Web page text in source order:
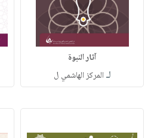
آثار النبوة
لـ المركز الهاشمي ل